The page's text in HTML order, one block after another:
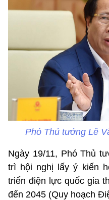
Phó Thủ tướng Lê
Ngày 19/11, Phó Thủ
trì hội nghị lấy ý kiến
triển điện lực quốc gia
đến 2045 (Quy hoạch